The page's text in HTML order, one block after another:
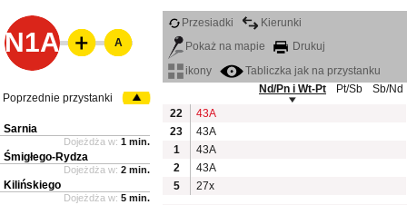
N1A
Przesiadki
Kierunki
Pokaż na mapie
Drukuj
ikony
Tabliczka jak na przystanku
Nd/Pn i Wt-Pt
Pt/Sb
Sb/Nd
22
43A
23
43A
1
43A
2
43A
5
27x
A
Poprzednie przystanki
Sarnia
Dojeżdża w: 1 min.
Śmigłego-Rydza
Dojeżdża w: 2 min.
Kilińskiego
Dojeżdża w: 5 min.